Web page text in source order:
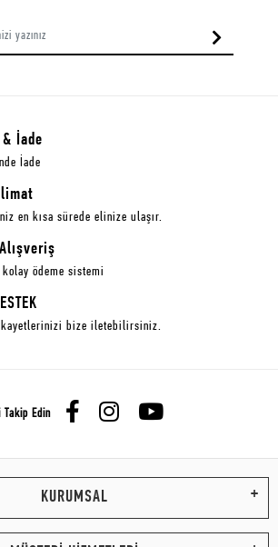
İade
İade
en kısa sürede elinize ulaşır.
ödeme sistemi
bize iletebilirsiniz.
Takip Edin
KURUMSAL